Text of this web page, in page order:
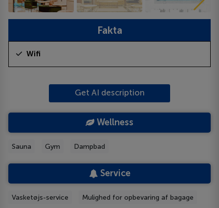
Fakta
Wifi
Get AI description
Wellness
Sauna Gym Dampbad
Service
Vasketøjs-service Mulighed for opbevaring af bagage